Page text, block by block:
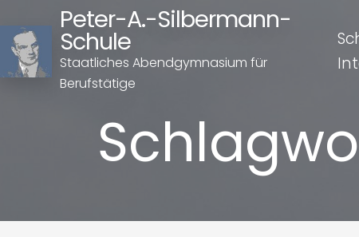
Peter-A.-Silbermann-
Schule
Staatliches Abendgymnasium für
Berufstätige